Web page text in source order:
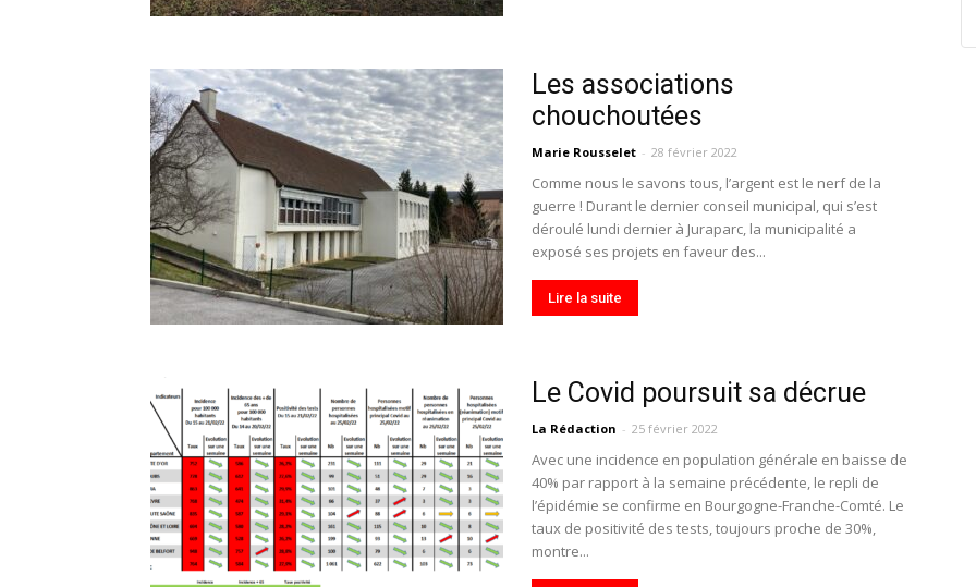
Les associations
chouchoutées
Marie Rousselet - 28 février 2022
Comme nous le savons tous, l’argent est le nerf de la
guerre ! Durant le dernier conseil municipal, qui s’est
déroulé lundi dernier à Juraparc, la municipalité a
exposé ses projets en faveur des...
Lire la suite
Le Covid poursuit sa décrue
La Rédaction - 25 février 2022
Avec une incidence en population générale en baisse de
40% par rapport à la semaine précédente, le repli de
l’épidémie se confirme en Bourgogne-Franche-Comté. Le
taux de positivité des tests, toujours proche de 30%,
montre...